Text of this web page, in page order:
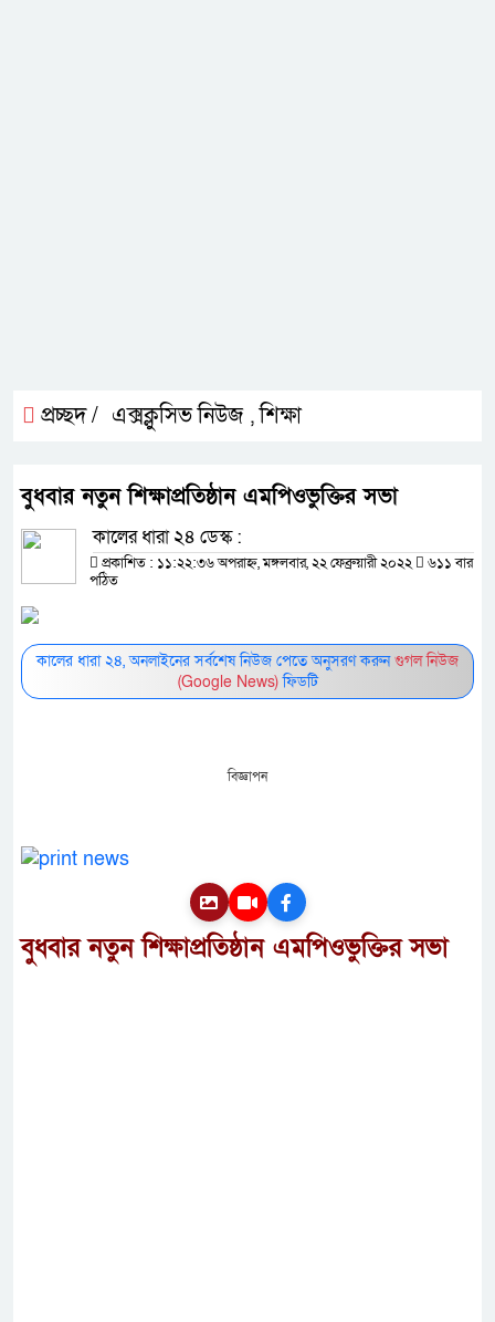
প্রচ্ছদ / এক্সক্লুসিভ নিউজ ,শিক্ষা
বুধবার নতুন শিক্ষাপ্রতিষ্ঠান এমপিওভুক্তির সভা
কালের ধারা ২৪ ডেস্ক :
প্রকাশিত : ১১:২২:৩৬ অপরাহ্ন, মঙ্গলবার, ২২ ফেব্রুয়ারী ২০২২
৬১১ বার
পঠিত
কালের ধারা ২৪, অনলাইনের সর্বশেষ নিউজ পেতে অনুসরণ করুনগুগল নিউজ
(Google News)ফিডটি
বিজ্ঞাপন
বুধবার নতুন শিক্ষাপ্রতিষ্ঠান এমপিওভুক্তির সভা